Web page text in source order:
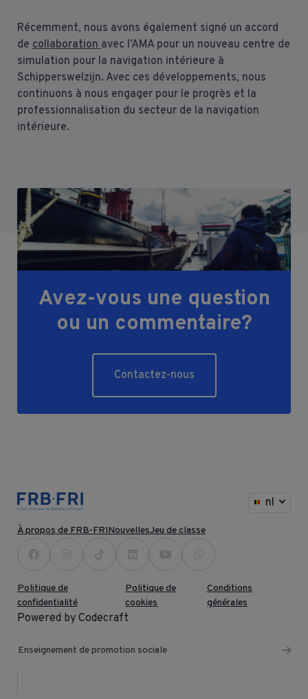
Récemment, nous avons également signé un accord
de collaboration avec l’AMA pour un nouveau centre de
simulation pour la navigation intérieure à
Schipperswelzijn. Avec ces développements, nous
continuons à nous engager pour le progrès et la
professionnalisation du secteur de la navigation
intérieure.
Avez-vous une question
ou un commentaire?
Contactez-nous
nl
À propos de FRB-FRINouvellesJeu de classe
Politique de
confidentialité
Politique de
cookies
Conditions
générales
Powered by Codecraft
Enseignement de promotion sociale